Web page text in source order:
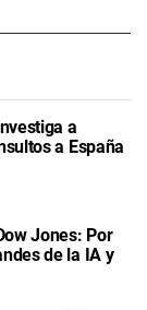
a
a España
Jones: Por
de la IA y